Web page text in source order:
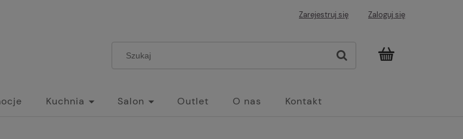
Zarejestruj się Zaloguj się
Kuchnia Salon Outlet O nas Kontakt